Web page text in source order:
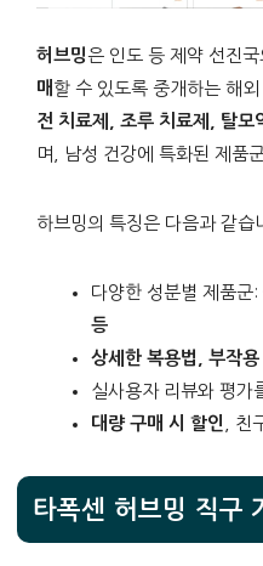
허브밍은 인도 등 제약 선진국
매 할 수 있도록 중개하는 해
전 치료제, 조루 치료제, 탈모
며, 남성 건강에 특화된 제품
하브밍의 특징은 다음과 같습
다양한 성분별 제품군:
등
상세한 복용법, 부작용
실사용자 리뷰와 평가
대량 구매 시 할인
, 친
타폭센 허브밍 직구